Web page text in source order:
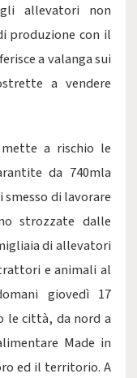
allevatori non
produzione con il
a valanga sui
a vendere
a rischio le
da 740mla
di lavorare
strozzate dalle
di allevatori
e animali al
giovedì 17
le città, da nord a
Made in
ed il territorio. A